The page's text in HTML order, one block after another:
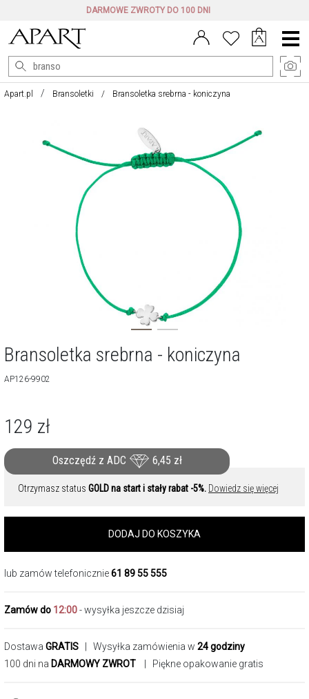
DARMOWE ZWROTY DO 100 DNI
Menu
główne
Apart.pl Bransoletki Bransoletka srebrna - koniczyna
Bransoletka srebrna - koniczyna
AP126-9902
129 zł
Oszczędź z ADC 6,45 zł
Otrzymasz status GOLD na start i stały rabat -5%. Dowiedz się więcej
DODAJ DO KOSZYKA
lub zamów telefonicznie61 89 55 555
Zamów do 12:00- wysyłka jeszcze dzisiaj
Dostawa GRATIS | Wysyłka zamówienia w 24 godziny
100 dni na DARMOWY ZWROT | Piękne opakowanie gratis